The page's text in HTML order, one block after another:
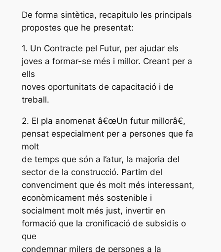
De forma sintètica, recapitulo les principals
propostes que he presentat:
1. Un Contracte pel Futur, per ajudar els
joves a formar-se més i millor. Creant per a
ells
noves oportunitats de capacitació i de
treball.
2. El pla anomenat â€œUn futur millorâ€,
pensat especialment per a persones que fa
molt
de temps que són a l’atur, la majoria del
sector de la construcció. Partim del
convenciment que és molt més interessant,
econòmicament més sostenible i
socialment molt més just, invertir en
formació que la cronificació de subsidis o
que
condemnar milers de persones a la